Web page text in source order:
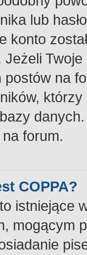
lub
konto
Jeżeli
postów na
forum.
COPPA?
istniejące
mogącym